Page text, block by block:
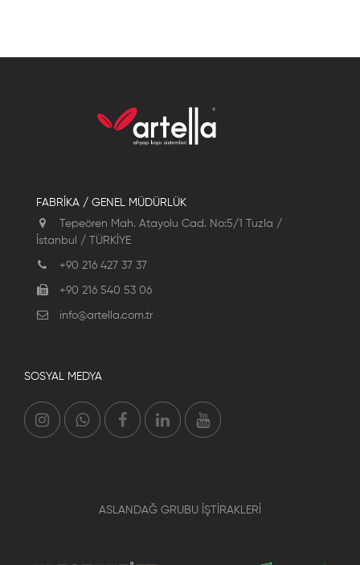
FABRİKA / GENEL MÜDÜRLÜK
Tepeören Mah. Atayolu Cad. No:5/1 Tuzla /
İstanbul / TÜRKİYE
+90 216 427 37 37
+90 216 540 53 06
info@artella.com.tr
SOSYAL MEDYA
ASLANDAĞ GRUBU İŞTİRAKLERİ